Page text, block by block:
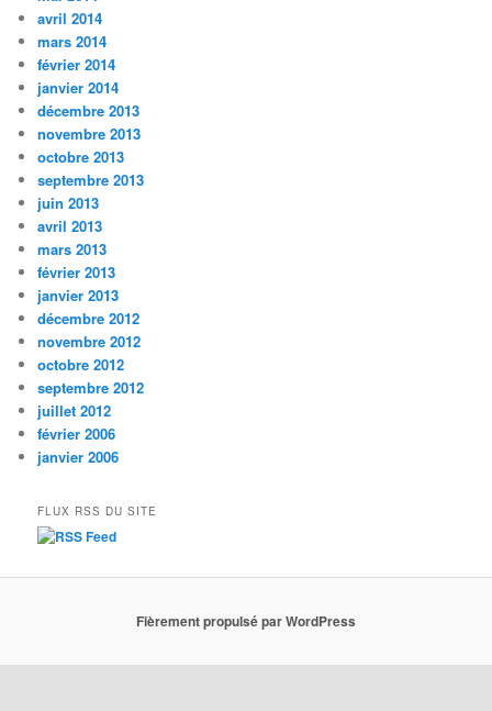
avril 2014
mars 2014
février 2014
janvier 2014
décembre 2013
novembre 2013
octobre 2013
septembre 2013
juin 2013
avril 2013
mars 2013
février 2013
janvier 2013
décembre 2012
novembre 2012
octobre 2012
septembre 2012
juillet 2012
février 2006
janvier 2006
FLUX RSS DU SITE
Fièrement propulsé par WordPress